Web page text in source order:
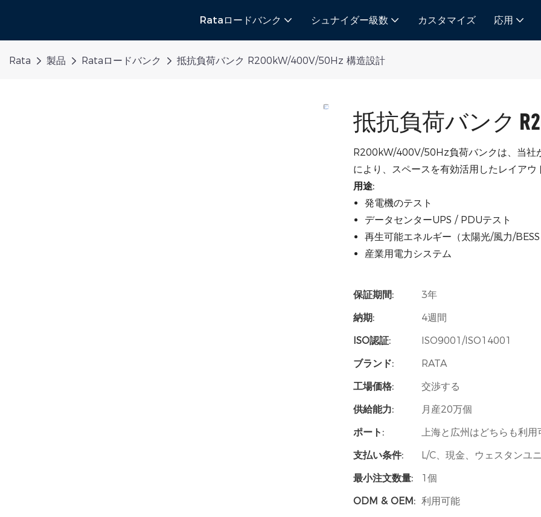
Rataロードバンク シュナイダー級数 カスタマイズ 応用
Rata 製品 Rataロードバンク 抵抗負荷バンク R200kW/400V/50Hz 構造設計
抵抗負荷バンク
R200kW/400V/50Hz負荷バンクは、当社
により、スペースを有効活用したレイアウ
用途:
発電機のテスト
データセンターUPS / PDUテスト
再生可能エネルギー（太陽光/風力/BESS
産業用電力システム
保証期間:
3年
納期:
4週間
ISO認証:
ISO9001/ISO14001
ブランド:
RATA
工場価格:
交渉する
供給能力:
月産20万個
ポート:
上海と広州はどちらも利用
支払い条件:
L/C、現金、ウェスタンユ
最小注文数量:
1個
ODM & OEM: 利用可能